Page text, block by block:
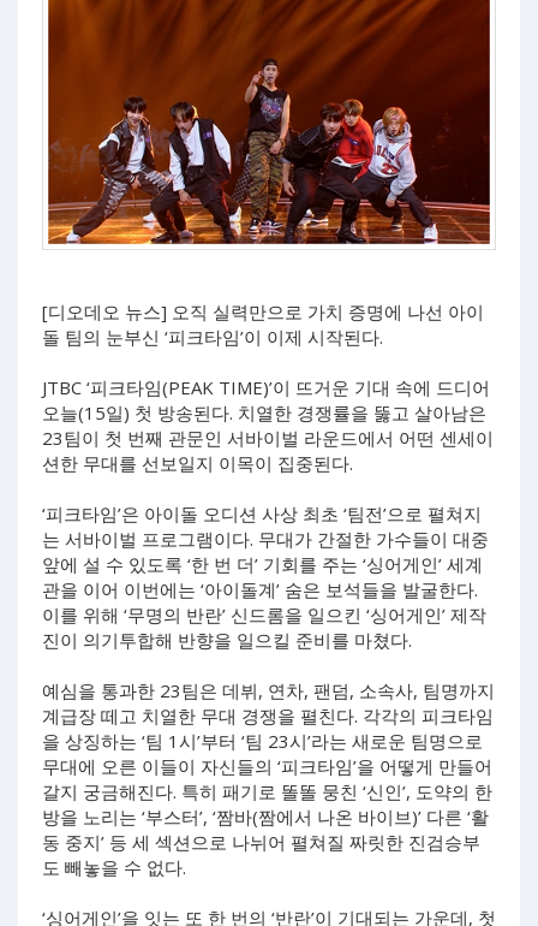
[디오데오 뉴스] 오직 실력만으로 가치 증명에 나선 아이
돌 팀의 눈부신 ‘피크타임’이 이제 시작된다.
JTBC ‘피크타임(PEAK TIME)’이 뜨거운 기대 속에 드디어
오늘(15일) 첫 방송된다. 치열한 경쟁률을 뚫고 살아남은
23팀이 첫 번째 관문인 서바이벌 라운드에서 어떤 센세이
션한 무대를 선보일지 이목이 집중된다.
‘피크타임’은 아이돌 오디션 사상 최초 ‘팀전’으로 펼쳐지
는 서바이벌 프로그램이다. 무대가 간절한 가수들이 대중
앞에 설 수 있도록 ‘한 번 더’ 기회를 주는 ‘싱어게인’ 세계
관을 이어 이번에는 ‘아이돌계’ 숨은 보석들을 발굴한다.
이를 위해 ‘무명의 반란’ 신드롬을 일으킨 ‘싱어게인’ 제작
진이 의기투합해 반향을 일으킬 준비를 마쳤다.
예심을 통과한 23팀은 데뷔, 연차, 팬덤, 소속사, 팀명까지
계급장 떼고 치열한 무대 경쟁을 펼친다. 각각의 피크타임
을 상징하는 ‘팀 1시’부터 ‘팀 23시’라는 새로운 팀명으로
무대에 오른 이들이 자신들의 ‘피크타임’을 어떻게 만들어
갈지 궁금해진다. 특히 패기로 똘똘 뭉친 ‘신인’, 도약의 한
방을 노리는 ‘부스터’, ‘짬바(짬에서 나온 바이브)’ 다른 ‘활
동 중지’ 등 세 섹션으로 나뉘어 펼쳐질 짜릿한 진검승부
도 빼놓을 수 없다.
‘싱어게인’을 잇는 또 한 번의 ‘반란’이 기대되는 가운데, 첫